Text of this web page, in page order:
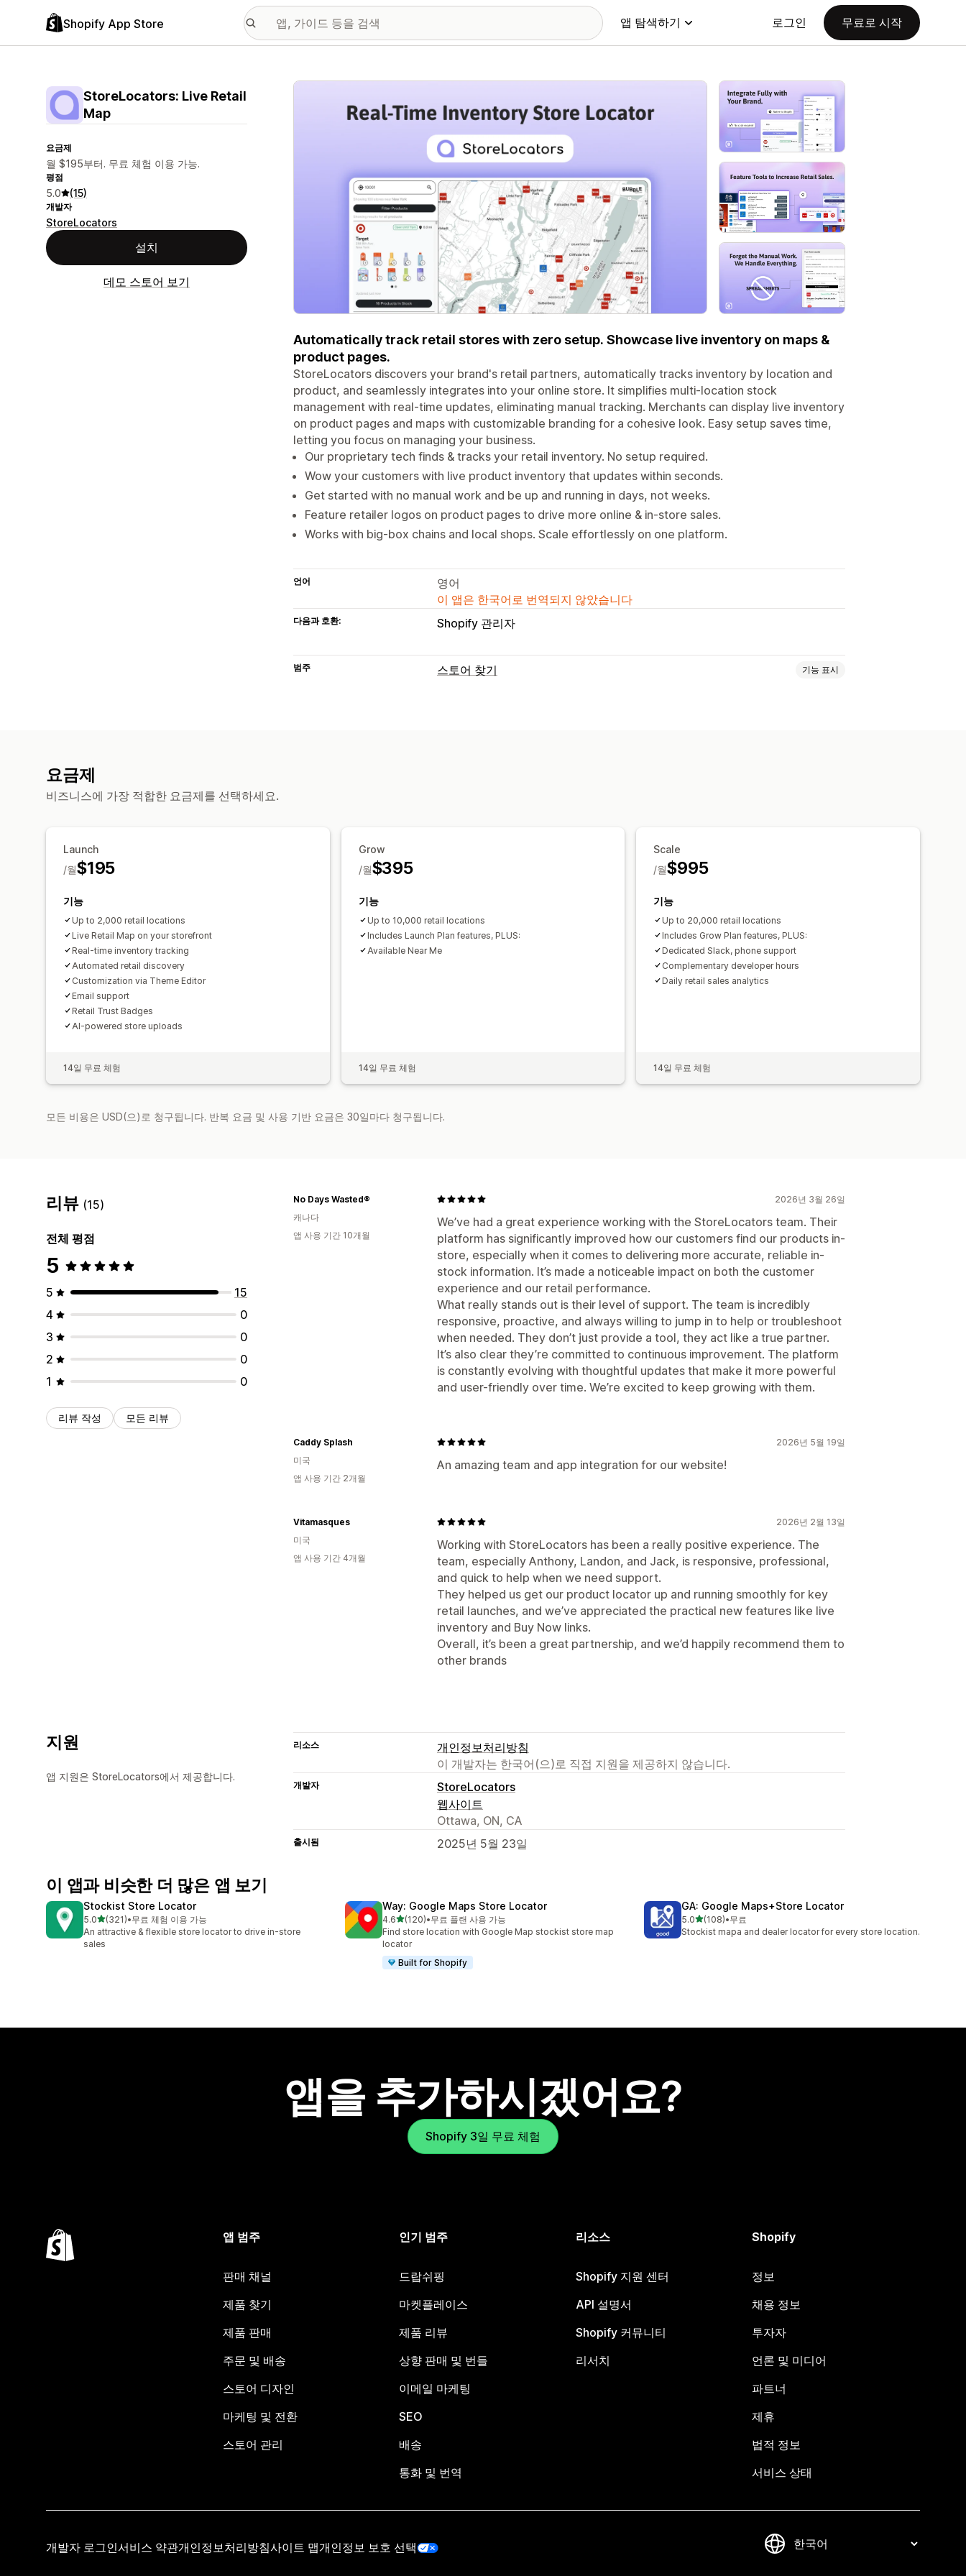
Shopify App Store 앱 탐색하기 로그인 무료로 시작
StoreLocators: Live Retail
Map
요금제
월 $195부터. 무료 체험 이용 가능.
평점
5.0 (15)
개발자
StoreLocators
설치
데모 스토어 보기
추천 이미지 갤러리
Automatically track retail stores with zero setup. Showcase live inventory on maps &
product pages.
StoreLocators discovers your brand's retail partners, automatically tracks inventory by location and
product, and seamlessly integrates into your online store. It simplifies multi-location stock
management with real-time updates, eliminating manual tracking. Merchants can display live inventory
on product pages and maps with customizable branding for a cohesive look. Easy setup saves time,
letting you focus on managing your business.
Our proprietary tech finds & tracks your retail inventory. No setup required.
Wow your customers with live product inventory that updates within seconds.
Get started with no manual work and be up and running in days, not weeks.
Feature retailer logos on product pages to drive more online & in-store sales.
Works with big-box chains and local shops. Scale effortlessly on one platform.
언어
영어
이 앱은 한국어로 번역되지 않았습니다
다음과 호환: Shopify 관리자
범주 스토어 찾기 기능 표시
요금제
비즈니스에 가장 적합한 요금제를 선택하세요.
Launch
$195
/월
기능
Up to 2,000 retail locations
Live Retail Map on your storefront
Real-time inventory tracking
Automated retail discovery
Customization via Theme Editor
Email support
Retail Trust Badges
AI-powered store uploads
14일 무료 체험
Grow
$395
/월
기능
Up to 10,000 retail locations
Includes Launch Plan features, PLUS:
Available Near Me
14일 무료 체험
Scale
$995
/월
기능
Up to 20,000 retail locations
Includes Grow Plan features, PLUS:
Dedicated Slack, phone support
Complementary developer hours
Daily retail sales analytics
14일 무료 체험
모든 비용은 USD(으)로 청구됩니다. 반복 요금 및 사용 기반 요금은 30일마다 청구됩니다.
리뷰 (15)
전체 평점
5
5
15
4
0
3
0
2
0
1
0
리뷰 작성 모든 리뷰
2026년 3월 26일
We’ve had a great experience working with the StoreLocators team. Their
platform has significantly improved how our customers find our products in-
store, especially when it comes to delivering more accurate, reliable in-
stock information. It’s made a noticeable impact on both the customer
experience and our retail performance.
What really stands out is their level of support. The team is incredibly
responsive, proactive, and always willing to jump in to help or troubleshoot
when needed. They don’t just provide a tool, they act like a true partner.
It’s also clear they’re committed to continuous improvement. The platform
is constantly evolving with thoughtful updates that make it more powerful
and user-friendly over time. We’re excited to keep growing with them.
No Days Wasted®
캐나다
앱 사용 기간 10개월
2026년 5월 19일
An amazing team and app integration for our website!
Caddy Splash
미국
앱 사용 기간 2개월
2026년 2월 13일
Working with StoreLocators has been a really positive experience. The
team, especially Anthony, Landon, and Jack, is responsive, professional,
and quick to help when we need support.
They helped us get our product locator up and running smoothly for key
retail launches, and we’ve appreciated the practical new features like live
inventory and Buy Now links.
Overall, it’s been a great partnership, and we’d happily recommend them to
other brands
Vitamasques
미국
앱 사용 기간 4개월
지원
앱 지원은 StoreLocators에서 제공합니다.
리소스
개인정보처리방침
이 개발자는 한국어(으)로 직접 지원을 제공하지 않습니다.
개발자
StoreLocators
웹사이트
Ottawa, ON, CA
출시됨 2025년 5월 23일
이 앱과 비슷한 더 많은 앱 보기
Stockist Store Locator
5.0별 5개 중
(321)
총 리뷰 321개
•무료 체험 이용 가능
An attractive & flexible store locator to drive in-store
sales
Way: Google Maps Store Locator
4.6별 5개 중
(120)
총 리뷰 120개
•무료 플랜 사용 가능
Find store location with Google Map stockist store map
locator
Built for Shopify
GA: Google Maps+Store Locator
5.0별 5개 중
(108)
총 리뷰 108개
•무료
Stockist mapa and dealer locator for every store location.
앱을 추가하시겠어요?
Shopify 3일 무료 체험
앱 범주
판매 채널
제품 찾기
제품 판매
주문 및 배송
스토어 디자인
마케팅 및 전환
스토어 관리
인기 범주
드랍쉬핑
마켓플레이스
제품 리뷰
상향 판매 및 번들
이메일 마케팅
SEO
배송
통화 및 번역
리소스
Shopify 지원 센터
API 설명서
Shopify 커뮤니티
리서치
Shopify
정보
채용 정보
투자자
언론 및 미디어
파트너
제휴
법적 정보
서비스 상태
개발자 로그인서비스 약관개인정보처리방침사이트 맵개인정보 보호 선택